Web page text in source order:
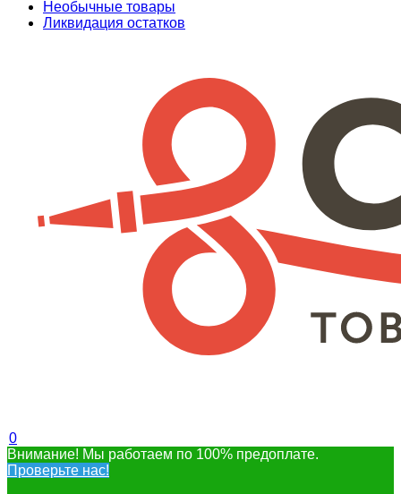
Необычные товары
Ликвидация остатков
0
Внимание! Мы работаем по 100% предоплате.
Проверьте нас!